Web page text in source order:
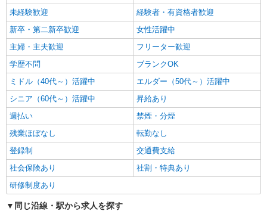
時給1500円〜2250円 ＜日払い有/週払い有/交
通費全支給(ガソリン代含む)＞
千葉市若葉区｜最寄り駅≪千城台≫
詳細を見る
株式会社トラストグロース 新宿本社 第1営業部
有料老人ホームでの看護師
時給：2100円〜2200円 ※資格や経験などに
千葉県千葉市若葉区
未経験歓迎
経験者・有資格者歓迎
新卒・第二新卒歓迎
女性活躍中
主婦・主夫歓迎
フリーター歓迎
学歴不問
ブランクOK
ミドル（40代～）活躍中
エルダー（50代～）活躍中
シニア（60代～）活躍中
昇給あり
週払い
禁煙・分煙
残業ほぼなし
転勤なし
登録制
交通費支給
社会保険あり
社割・特典あり
研修制度あり
同じ沿線・駅から求人を探す